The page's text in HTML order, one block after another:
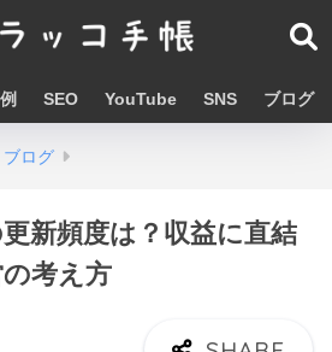
SEO YouTube SNS ブログ
ブログ
新頻度は？収益に直結
考え方